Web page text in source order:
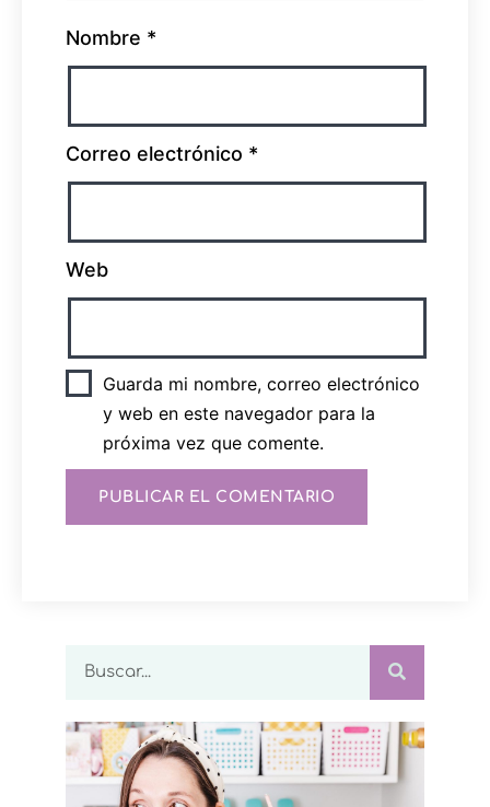
Nombre *
Correo electrónico *
Web
Guarda mi nombre, correo electrónico
y web en este navegador para la
próxima vez que comente.